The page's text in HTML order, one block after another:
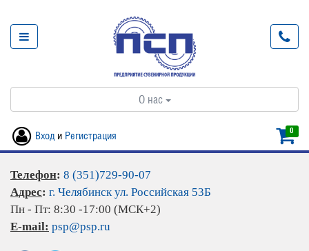
О нас
0
Вход и Регистрация
Телефон: 8 (351)729-90-07
Адрес: г. Челябинск ул. Российская 53Б
Пн - Пт: 8:30 -17:00 (МСК+2)
E-mail: psp@psp.ru